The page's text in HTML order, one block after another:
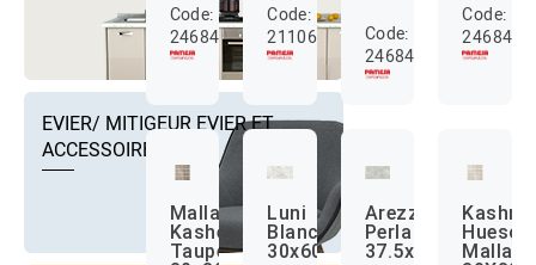
EVIER/ MITIGEUR EVIER ET
ACCESSOIRES
Code:
24684035
Code:
2110684000107
Code:
24684039
Code:
Malla
Kashemir
Taupe
Luni
Blanc
30x60
Arezzo
Perla
37.5x75
Hueso
Malla